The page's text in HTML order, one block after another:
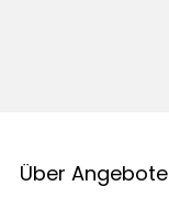
Über Angebote